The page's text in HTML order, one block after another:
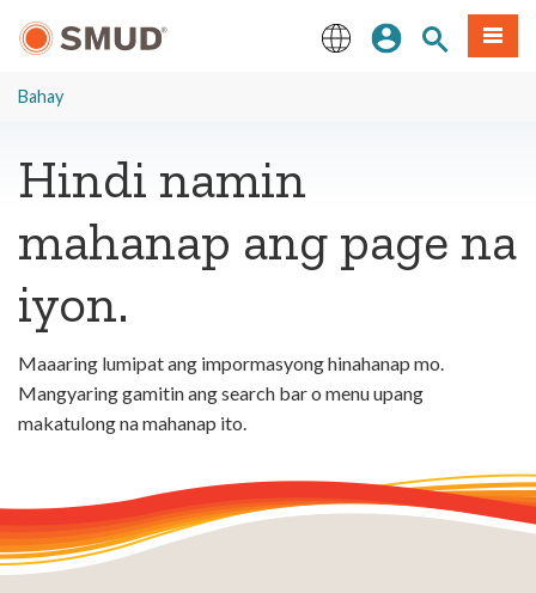
Nilalaman
Mag-sign InMenu
Bahay
Hindi namin
mahanap ang page na
iyon.
Maaaring lumipat ang impormasyong hinahanap mo.
Mangyaring gamitin ang search bar o menu upang
makatulong na mahanap ito.